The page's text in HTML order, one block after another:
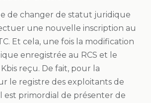
de changer de statut juridique
une nouvelle inscription au
Et cela, une fois la modification
enregistrée au RCS et le
reçu. De fait, pour la
le registre des exploitants de
il est primordial de présenter de